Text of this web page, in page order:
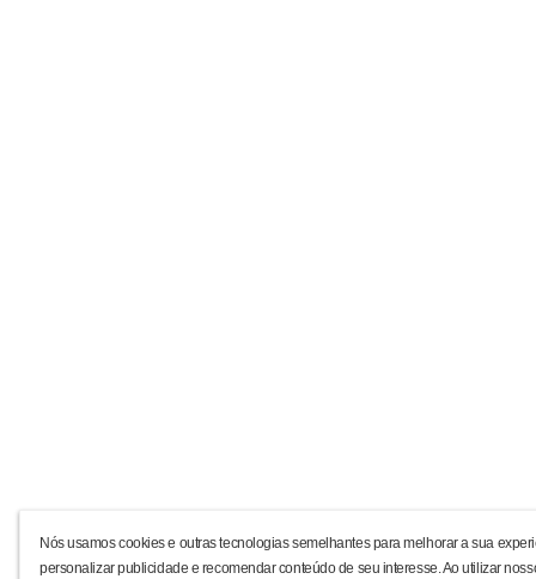
Nós usamos cookies e outras tecnologias semelhantes para melhorar a sua
personalizar publicidade e recomendar conteúdo de seu interesse. Ao utilizar